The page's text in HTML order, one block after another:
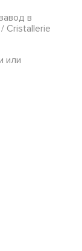
в
Cristallerie
или